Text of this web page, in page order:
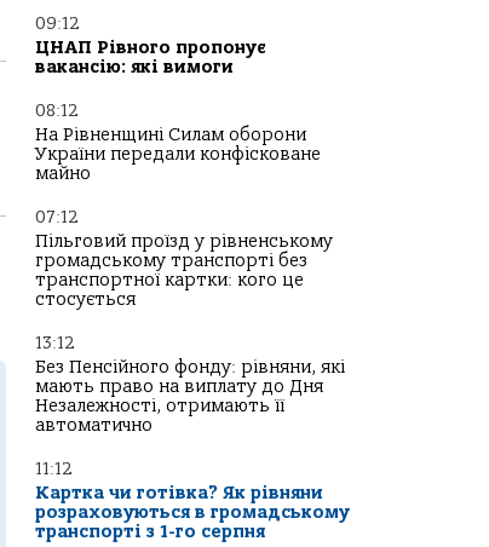
09:12
ЦНАП Рівного пропонує
вакансію: які вимоги
08:12
На Рівненщині Силам оборони
України передали конфісковане
майно
07:12
Пільговий проїзд у рівненському
громадському транспорті без
транспортної картки: кого це
стосується
13:12
Без Пенсійного фонду: рівняни, які
мають право на виплату до Дня
Незалежності, отримають її
автоматично
11:12
Картка чи готівка? Як рівняни
розраховуються в громадському
транспорті з 1-го серпня